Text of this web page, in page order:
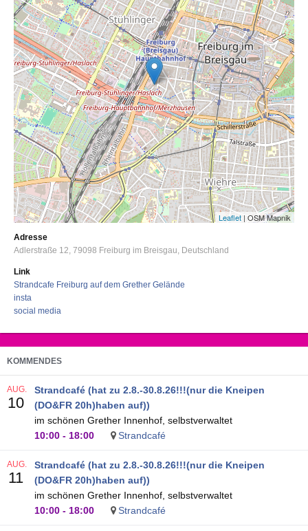
Leaflet | OSM Mapnik
Adresse
Adlerstraße 12 79098 Freiburg im Breisgau Deutschland
Link
Strandcafe Freiburg auf dem Grether Gelände
insta
social media
KOMMENDES
Strandcafé (hat zu 2.8.-30.8.26!!!(nur die Kneipen
(DO&FR 20h)haben auf))
im schönen Grether Innenhof, selbstverwaltet
10:00 - 18:00 Strandcafé
AUG.
10
Strandcafé (hat zu 2.8.-30.8.26!!!(nur die Kneipen
(DO&FR 20h)haben auf))
im schönen Grether Innenhof, selbstverwaltet
10:00 - 18:00 Strandcafé
AUG.
11